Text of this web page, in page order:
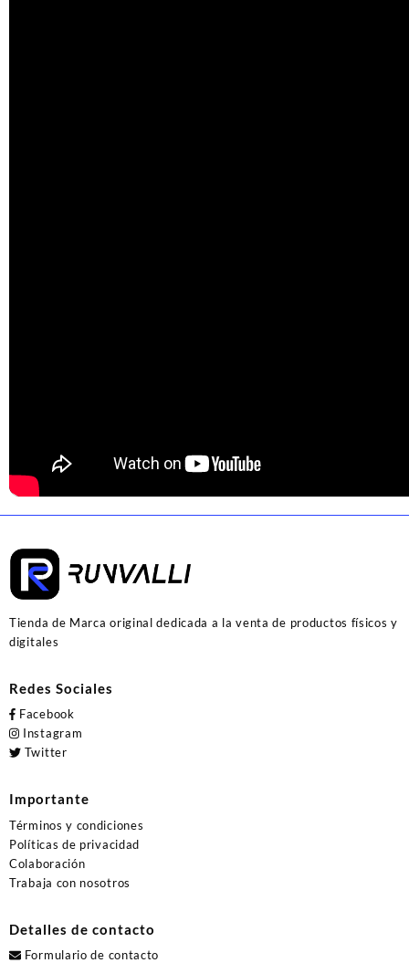
Tienda de Marca original dedicada a la venta de productos físicos y
digitales
Redes Sociales
Facebook
Instagram
Twitter
Importante
Términos y condiciones
Políticas de privacidad
Colaboración
Trabaja con nosotros
Detalles de contacto
Formulario de contacto